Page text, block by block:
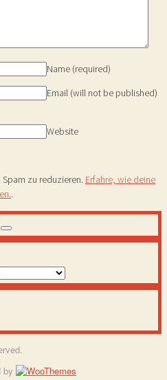
Name (required)
Email (will not be published)
Website
zu reduzieren. Erfahre, wie deine
.
by